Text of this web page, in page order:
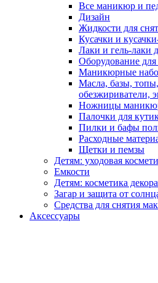
Все маникюр и
Дизайн
Жидкости для
Кусачки и
Лаки и гель-лаки
Оборудование
Маникюрные
Масла, базы,
обезжириватели,
Ножницы
Палочки для
Пилки и бафы
Расходные
Щетки и пемзы
Детям: уходовая
Емкости
Детям: косметика
Загар и защита от
Средства для снятия
Аксессуары